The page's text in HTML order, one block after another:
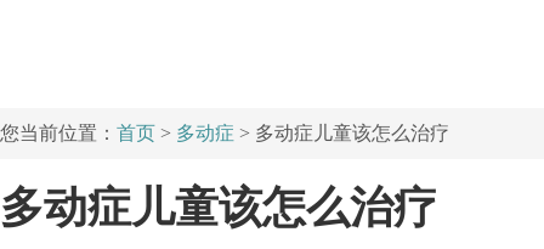
您当前位置： 首页 > 多动症 > 多动症儿童该怎么治疗
多动症儿童该怎么治疗